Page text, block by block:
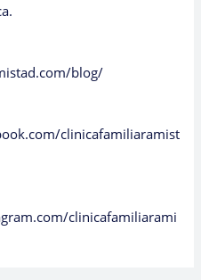
blog/
clinicafamiliaramist
clinicafamiliarami